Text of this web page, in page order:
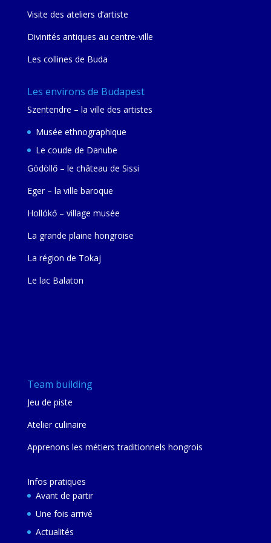
Visite des ateliers d’artiste
Divinités antiques au centre-ville
Les collines de Buda
Les environs de Budapest
Szentendre – la ville des artistes
Musée ethnographique
Le coude de Danube
Gödöllő – le château de Sissi
Eger – la ville baroque
Hollókő – village musée
La grande plaine hongroise
La région de Tokaj
Le lac Balaton
Team building
Jeu de piste
Atelier culinaire
Apprenons les métiers traditionnels hongrois
Infos pratiques
Avant de partir
Une fois arrivé
Actualités